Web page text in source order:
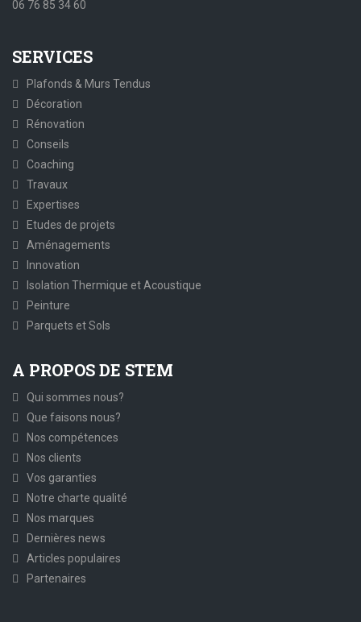
06 76 85 34 60
SERVICES
Plafonds & Murs Tendus
Décoration
Rénovation
Conseils
Coaching
Travaux
Expertises
Etudes de projets
Aménagements
Innovation
Isolation Thermique et Acoustique
Peinture
Parquets et Sols
A PROPOS DE STEM
Qui sommes nous?
Que faisons nous?
Nos compétences
Nos clients
Vos garanties
Notre charte qualité
Nos marques
Dernières news
Articles populaires
Partenaires